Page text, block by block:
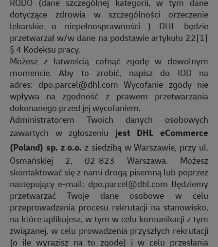
dotyczące zdrowia w szczególności orzeczenie
lekarskie o niepełnosprawności ) DHL będzie
przetwarzał w/w dane na podstawie artykułu 22[1]
§ 4 Kodeksu pracy.
Możesz z łatwością cofnąć zgodę w dowolnym
momencie. Aby to zrobić, napisz do IOD na
adres: dpo.parcel@dhl.com Wycofanie zgody nie
wpływa na zgodność z prawem przetwarzania
dokonanego przed jej wycofaniem.
Administratorem Twoich danych osobowych
zawartych w zgłoszeniu jest DHL eCommerce
(Poland) sp. z o.o. z siedzibą w Warszawie, przy ul.
Osmańskiej 2, 02-823 Warszawa. Możesz
skontaktować się z nami drogą pisemną lub poprzez
następujący e-mail: dpo.parcel@dhl.com Będziemy
przetwarzać Twoje dane osobowe w celu
przeprowadzenia procesu rekrutacji na stanowisko,
na które aplikujesz, w tym w celu komunikacji z tym
związanej, w celu prowadzenia przyszłych rekrutacji
(o ile wyrazisz na to zgodę) i w celu przesłania